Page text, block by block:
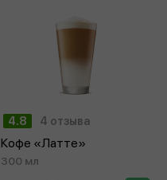
4.8 4 отзыва
Кофе «Латте»
300 мл